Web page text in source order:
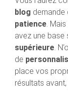
blog demande
patience .
avez une base
supérieure .
de
place vos
résultats